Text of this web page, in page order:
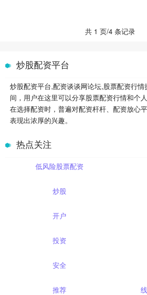
共 1 页/4 条记录
炒股配资平台
炒股配资平台,配资谈谈网论坛,股票配资行
间，用户在这里可以分享股票配资行情和个
在选择配资时，普遍对配资杆杆、配资放心
表现出浓厚的兴趣。
热点关注
低风险股票配资
炒股
开户
投资
安全
推荐